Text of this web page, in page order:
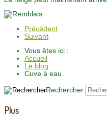
Précédent
Suivant
Vous êtes ici :
Accueil
Le blog
Cuve à eau
Rechercher
Plus